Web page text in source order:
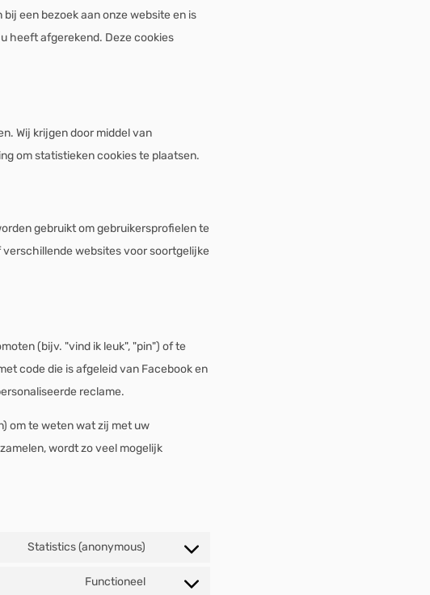
een bezoek aan onze website en is
heeft afgerekend. Deze cookies
Wij krijgen door middel van
om statistieken cookies te plaatsen.
gebruikt om gebruikersprofielen te
websites voor soortgelijke
(bijv. "vind ik leuk", "pin") of te
code die is afgeleid van Facebook en
reclame.
om te weten wat zij met uw
wordt zo veel mogelijk
Statistics (anonymous)
Functioneel